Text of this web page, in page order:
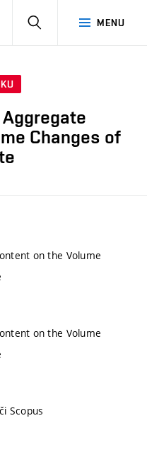
MENU
Changes of
on the Volume
on the Volume
Scopus